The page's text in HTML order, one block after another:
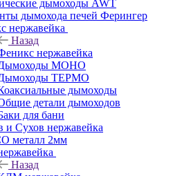
дымоходы AWT
дымохода печей Ферингер
нержавейка
Назад
нержавейка
МОНО
ТЕРМО
дымоходы
детали дымоходов
для бани
и Сухов нержавейка
металл 2мм
Назад